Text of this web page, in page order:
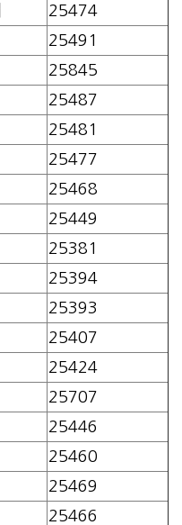
25474
25491
25845
25487
25481
25477
25468
25449
25381
25394
25393
25407
25424
25707
25446
25460
25469
25466